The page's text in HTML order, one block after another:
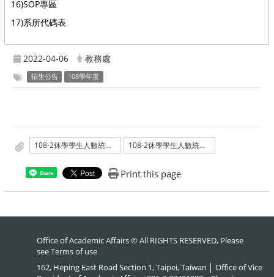
16)SOP專區
17)系所代碼表
2022-04-06 教務處
招生公告 108學年度
108-2休學學生人數統計_碩博士班 108-2休學學生人數統計_碩博士班
Share Print this page
Office of Academic Affairs © All RIGHTS RESERVED, Please
seeTerms of use
162, Heping East Road Section 1, Taipei, Taiwan │ Office of Vice